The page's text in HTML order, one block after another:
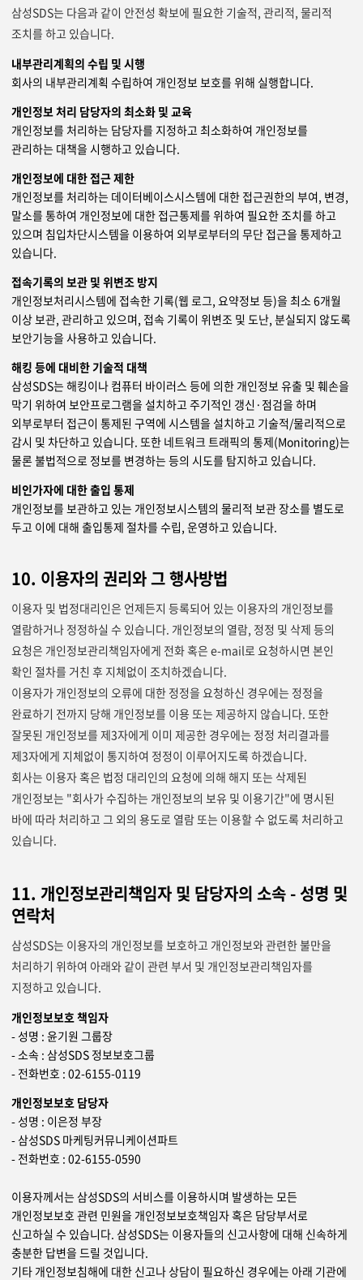
삼성SDS는 다음과 같이 안전성 확보에 필요한 기술적, 관리적, 물리적
조치를 하고 있습니다.
내부관리계획의 수립 및 시행
회사의 내부관리계획 수립하여 개인정보 보호를 위해 실행합니다.
개인정보 처리 담당자의 최소화 및 교육
개인정보를 처리하는 담당자를 지정하고 최소화하여 개인정보를
관리하는 대책을 시행하고 있습니다.
개인정보에 대한 접근 제한
개인정보를 처리하는 데이터베이스시스템에 대한 접근권한의 부여, 변경,
말소를 통하여 개인정보에 대한 접근통제를 위하여 필요한 조치를 하고
있으며 침입차단시스템을 이용하여 외부로부터의 무단 접근을 통제하고
있습니다.
접속기록의 보관 및 위변조 방지
개인정보처리시스템에 접속한 기록(웹 로그, 요약정보 등)을 최소 6개월
이상 보관, 관리하고 있으며, 접속 기록이 위변조 및 도난, 분실되지 않도록
보안기능을 사용하고 있습니다.
해킹 등에 대비한 기술적 대책
삼성SDS는 해킹이나 컴퓨터 바이러스 등에 의한 개인정보 유출 및 훼손을
막기 위하여 보안프로그램을 설치하고 주기적인 갱신·점검을 하며
외부로부터 접근이 통제된 구역에 시스템을 설치하고 기술적/물리적으로
감시 및 차단하고 있습니다. 또한 네트워크 트래픽의 통제(Monitoring)는
물론 불법적으로 정보를 변경하는 등의 시도를 탐지하고 있습니다.
비인가자에 대한 출입 통제
개인정보를 보관하고 있는 개인정보시스템의 물리적 보관 장소를 별도로
두고 이에 대해 출입통제 절차를 수립, 운영하고 있습니다.
10. 이용자의 권리와 그 행사방법
이용자 및 법정대리인은 언제든지 등록되어 있는 이용자의 개인정보를
열람하거나 정정하실 수 있습니다. 개인정보의 열람, 정정 및 삭제 등의
요청은 개인정보관리책임자에게 전화 혹은 e-mail로 요청하시면 본인
확인 절차를 거친 후 지체없이 조치하겠습니다.
이용자가 개인정보의 오류에 대한 정정을 요청하신 경우에는 정정을
완료하기 전까지 당해 개인정보를 이용 또는 제공하지 않습니다. 또한
잘못된 개인정보를 제3자에게 이미 제공한 경우에는 정정 처리결과를
제3자에게 지체없이 통지하여 정정이 이루어지도록 하겠습니다.
회사는 이용자 혹은 법정 대리인의 요청에 의해 해지 또는 삭제된
개인정보는 "회사가 수집하는 개인정보의 보유 및 이용기간"에 명시된
바에 따라 처리하고 그 외의 용도로 열람 또는 이용할 수 없도록 처리하고
있습니다.
11. 개인정보관리책임자 및 담당자의 소속 - 성명 및
연락처
삼성SDS는 이용자의 개인정보를 보호하고 개인정보와 관련한 불만을
처리하기 위하여 아래와 같이 관련 부서 및 개인정보관리책임자를
지정하고 있습니다.
개인정보보호 책임자
- 성명 : 윤기원 그룹장
- 소속 : 삼성SDS 정보보호그룹
- 전화번호 : 02-6155-0119
개인정보보호 담당자
- 성명 : 이은정 부장
- 삼성SDS 마케팅커뮤니케이션파트
- 전화번호 : 02-6155-0590
이용자께서는 삼성SDS의 서비스를 이용하시며 발생하는 모든
개인정보보호 관련 민원을 개인정보보호책임자 혹은 담당부서로
신고하실 수 있습니다. 삼성SDS는 이용자들의 신고사항에 대해 신속하게
충분한 답변을 드릴 것입니다.
기타 개인정보침해에 대한 신고나 상담이 필요하신 경우에는 아래 기관에